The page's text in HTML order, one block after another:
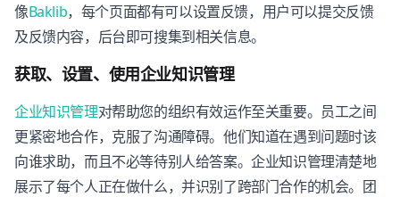
像Baklib，每个页面都有可以设置反馈，用户可以提交反馈
及反馈内容，后台即可搜集到相关信息。
获取、设置、使用企业知识管理
企业知识管理对帮助您的组织有效运作至关重要。员工之间
更紧密地合作，克服了沟通障碍。他们知道在遇到问题时该
向谁求助，而且不必等待别人给答案。企业知识管理清楚地
展示了每个人正在做什么，并识别了跨部门合作的机会。团